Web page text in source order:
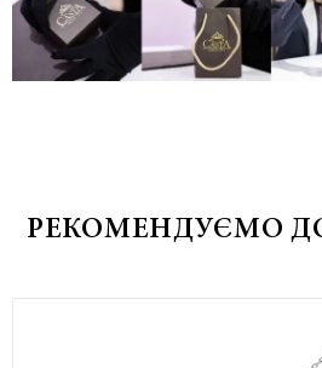
РЕКОМЕНДУЄМО